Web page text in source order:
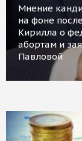
Мнение
на фоне
Кирилла о
абортам и
Павловой